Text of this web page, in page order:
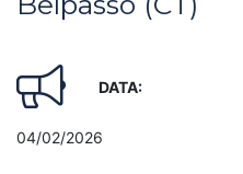
DATA:
04/02/2026